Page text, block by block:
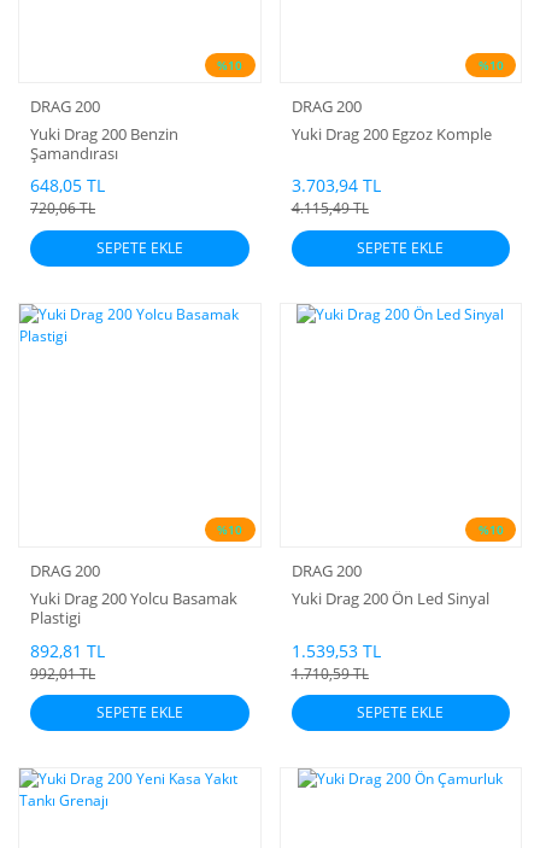
%10
DRAG 200
Yuki Drag 200 Benzin
Şamandırası
648,05 TL
720,06 TL
SEPETE EKLE
%10
DRAG 200
Yuki Drag 200 Egzoz Komple
3.703,94 TL
4.115,49 TL
SEPETE EKLE
%10
DRAG 200
Yuki Drag 200 Yolcu Basamak
Plastigi
892,81 TL
992,01 TL
SEPETE EKLE
%10
DRAG 200
Yuki Drag 200 Ön Led Sinyal
1.539,53 TL
1.710,59 TL
SEPETE EKLE